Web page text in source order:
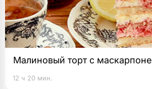
Малиновый торт с маскарпоне
12 ч 20 мин.